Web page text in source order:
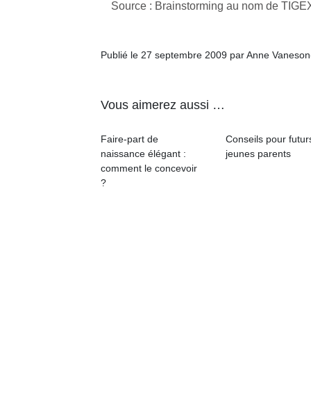
Source : Brainstorming au nom de
Publié le 27 septembre 2009 par Anne
Vous aimerez aussi …
Faire-part de
naissance élégant :
comment le concevoir
?
Conseils pour
jeunes parents